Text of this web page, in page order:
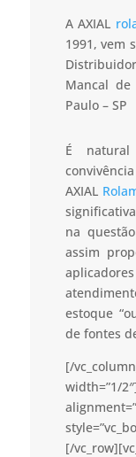
A AXIAL
1991, vem
Mancal
Paulo – SP
É
AXIAL
na
assim
estoque
de fontes
[/
width=”1/
[/